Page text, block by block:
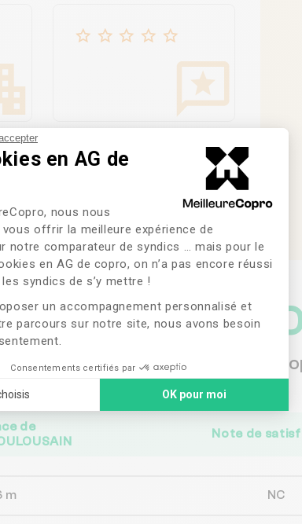
en AG de
de Gestion du
nous nous
vous offrir la meilleure expérience de
notre comparateur de syndics … mais pour le
en AG de copro, on n’a pas encore réussi
syndics de s’y mettre !
un accompagnement personnalisé et
parcours sur notre site, nous avons besoin
Consentements certifiés par
OK pour moi
Axeptio consent
deO SYNDIC
aux besoins de votre
de
Note de
m NC